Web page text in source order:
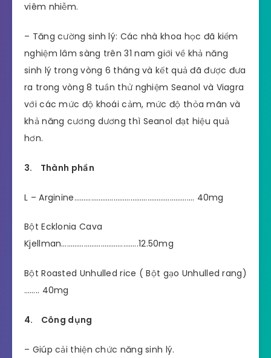
viêm nhiễm.
– Tăng cường sinh lý: Các nhà khoa học đã kiểm
nghiệm lâm sàng trên 31 nam giới về khả năng
sinh lý trong vòng 6 tháng và kết quả đã được đưa
ra trong vòng 8 tuần thử nghiệm Seanol và Viagra
với các mức độ khoái cảm, mức độ thỏa mãn và
khả năng cương dương thì Seanol đạt hiệu quả
hơn.
3. Thành phần
L – Arginine………………………………………………………. 40mg
Bột Ecklonia Cava
Kjellman…………………………………..12.50mg
Bột Roasted Unhulled rice ( Bột gạo Unhulled rang)
…….. 40mg
4. Công dụng
– Giúp cải thiện chức năng sinh lý.